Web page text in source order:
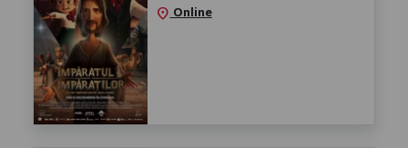
location_on Online